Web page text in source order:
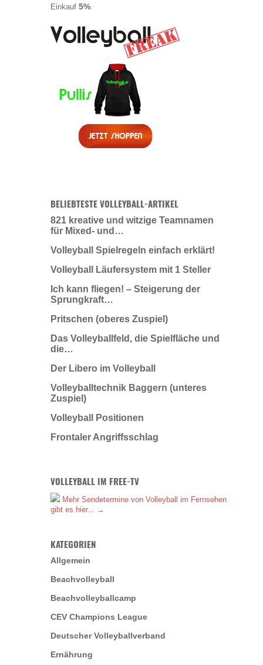
Einkauf 5%.
BELIEBTESTE VOLLEYBALL-ARTIKEL
821 kreative und witzige Teamnamen
für Mixed- und…
Volleyball Spielregeln einfach erklärt!
Volleyball Läufersystem mit 1 Steller
Ich kann fliegen! – Steigerung der
Sprungkraft…
Pritschen (oberes Zuspiel)
Das Volleyballfeld, die Spielfläche und
die…
Der Libero im Volleyball
Volleyballtechnik Baggern (unteres
Zuspiel)
Volleyball Positionen
Frontaler Angriffsschlag
VOLLEYBALL IM FREE-TV
Mehr Sendetermine von Volleyball im Fernsehen
gibt es hier... →
KATEGORIEN
Allgemein
Beachvolleyball
Beachvolleyballcamp
CEV Champions League
Deutscher Volleyballverband
Ernährung